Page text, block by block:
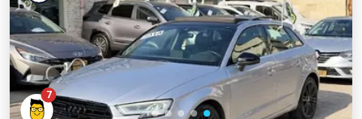
7